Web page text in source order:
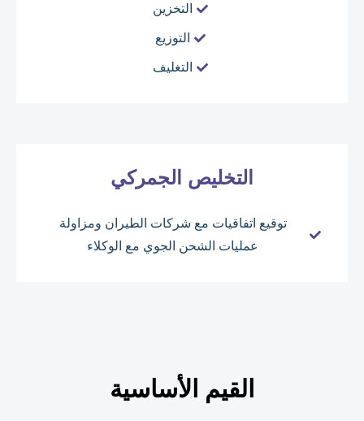
التخزين
التوزيع
التغليف
التخليص الجمركي
توقيع اتفاقيات مع شركات الطيران ومزاولة
عمليات الشحن الجوي مع الوكلاء
القيم الأساسية